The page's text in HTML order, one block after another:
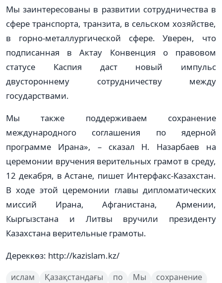
Мы заинтересованы в развитии сотрудничества в
сфере транспорта, транзита, в сельском хозяйстве,
в горно-металлургической сфере. Уверен, что
подписанная в Актау Конвенция о правовом
статусе Каспия даст новый импульс
двустороннему сотрудничеству между
государствами.
Мы также поддерживаем сохранение
международного соглашения по ядерной
программе Ирана», – сказал Н. Назарбаев на
церемонии вручения верительных грамот в среду,
12 декабря, в Астане, пишет Интерфакс-Казахстан.
В ходе этой церемонии главы дипломатических
миссий Ирана, Афганистана, Армении,
Кыргызстана и Литвы вручили президенту
Казахстана верительные грамоты.
Дереккөз: http://kazislam.kz/
ислам Қазақстандағы по Мы
сохранение